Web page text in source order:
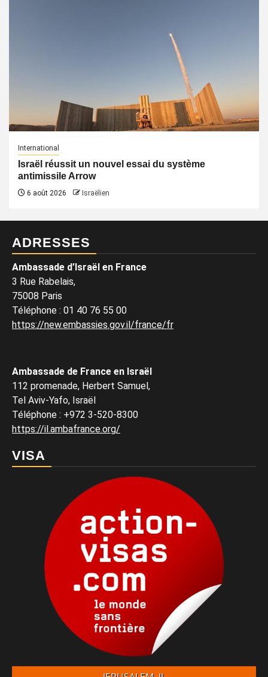
International
Israël réussit un nouvel essai du système
antimissile Arrow
6 août 2026 Israëlien
ADRESSES
Ambassade d’Israël en France
3 Rue Rabelais,
75008 Paris
Téléphone : 01 40 76 55 00
https://new.embassies.gov.il/france/fr
Ambassade de France en Israël
112 promenade, Herbert Samuel,
Tel Aviv-Yafo, Israël
Téléphone : +972 3-520-8300
https://il.ambafrance.org/
VISA